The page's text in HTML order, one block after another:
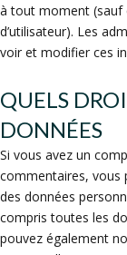
à tout moment (sauf
d’utilisateur). Les
voir et modifier ces
QUELS
DONNÉES
Si vous avez un
commentaires, vous
des données
compris toutes les
pouvez également